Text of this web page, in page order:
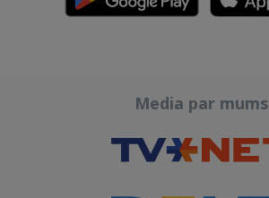
Media par mums